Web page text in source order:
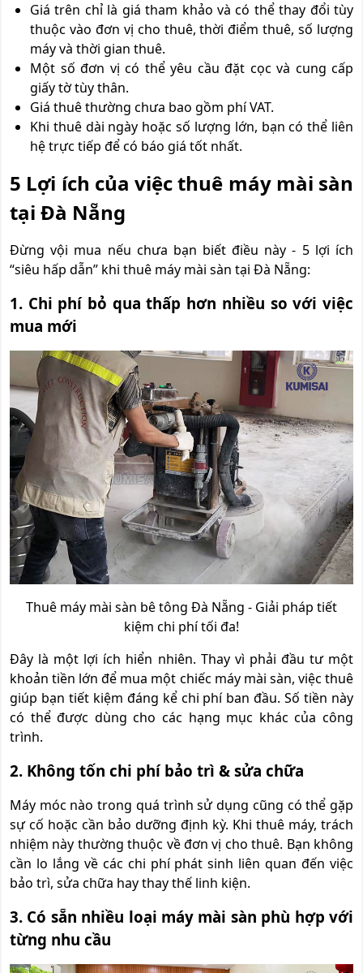
Giá trên chỉ là giá tham khảo và có thể thay đổi tùy
thuộc vào đơn vị cho thuê, thời điểm thuê, số lượng
máy và thời gian thuê.
Một số đơn vị có thể yêu cầu đặt cọc và cung cấp
giấy tờ tùy thân.
Giá thuê thường chưa bao gồm phí VAT.
Khi thuê dài ngày hoặc số lượng lớn, bạn có thể liên
hệ trực tiếp để có báo giá tốt nhất.
5 Lợi ích của việc thuê máy mài sàn
tại Đà Nẵng
Đừng vội mua nếu chưa bạn biết điều này - 5 lợi ích
“siêu hấp dẫn” khi thuê máy mài sàn tại Đà Nẵng:
1. Chi phí bỏ qua thấp hơn nhiều so với việc
mua mới
Thuê máy mài sàn bê tông Đà Nẵng - Giải pháp tiết
kiệm chi phí tối đa!
Đây là một lợi ích hiển nhiên. Thay vì phải đầu tư một
khoản tiền lớn để mua một chiếc máy mài sàn, việc thuê
giúp bạn tiết kiệm đáng kể chi phí ban đầu. Số tiền này
có thể được dùng cho các hạng mục khác của công
trình.
2. Không tốn chi phí bảo trì & sửa chữa
Máy móc nào trong quá trình sử dụng cũng có thể gặp
sự cố hoặc cần bảo dưỡng định kỳ. Khi thuê máy, trách
nhiệm này thường thuộc về đơn vị cho thuê. Bạn không
cần lo lắng về các chi phí phát sinh liên quan đến việc
bảo trì, sửa chữa hay thay thế linh kiện.
3. Có sẵn nhiều loại máy mài sàn phù hợp với
từng nhu cầu